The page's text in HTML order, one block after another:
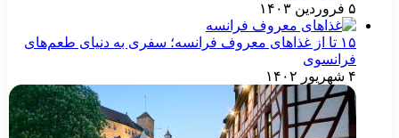
۱۵ تا از غذاهای معروف فرانسه؛ سفری به دنیای طعم‌های
فرانسوی